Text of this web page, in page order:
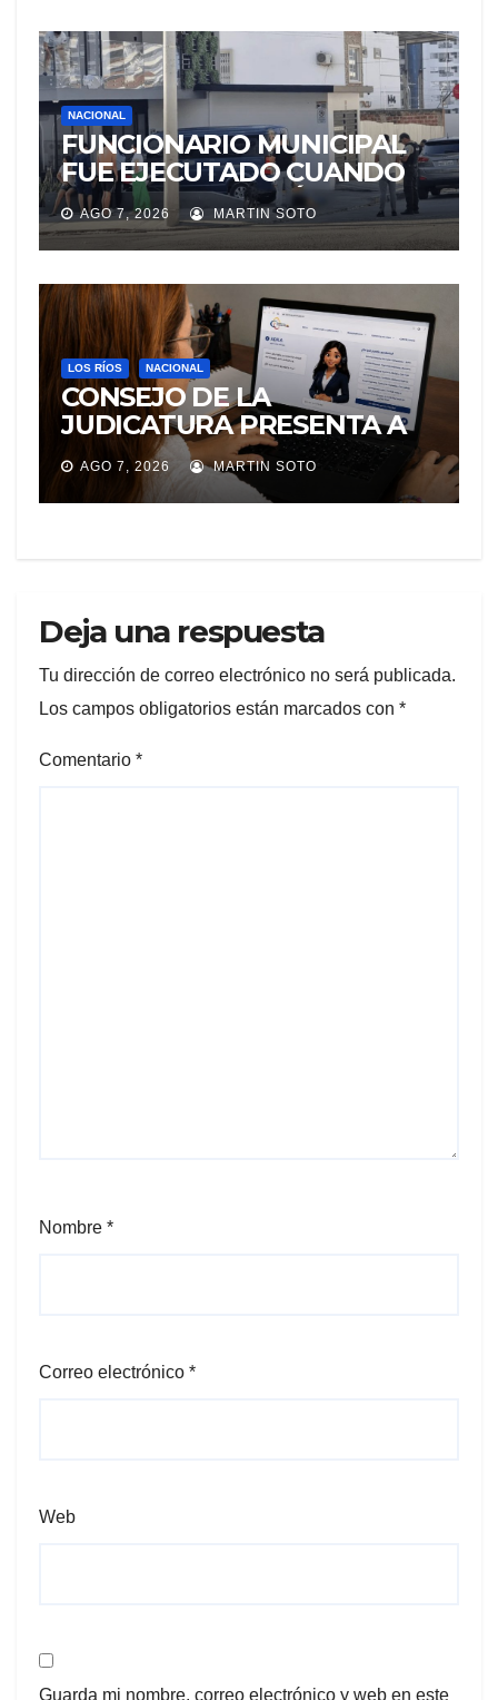
NACIONAL
FUNCIONARIO MUNICIPAL
FUE EJECUTADO CUANDO
IBA A UNA REUNIÓN DE
TRABAJO EN MANTA
AGO 7, 2026 MARTIN SOTO
LOS RÍOS NACIONAL
CONSEJO DE LA
JUDICATURA PRESENTA A
«Adila», LA ASISTENTE
VIRTUAL QUE ORIENTA A LA
CIUDADANÍA SOBRE
AGO 7, 2026 MARTIN SOTO
Deja una respuesta
Tu dirección de correo electrónico no será publicada.
Los campos obligatorios están marcados con *
Comentario *
Nombre *
Correo electrónico *
Web
Guarda mi nombre, correo electrónico y web en este